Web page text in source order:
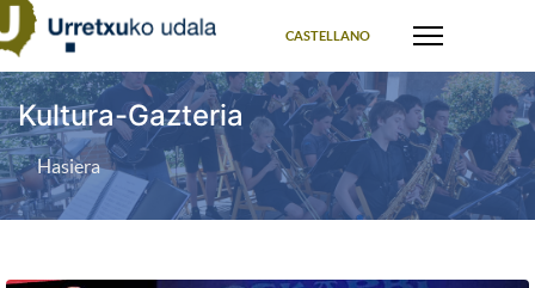
CASTELLANO
Kultura-Gazteria
Hasiera